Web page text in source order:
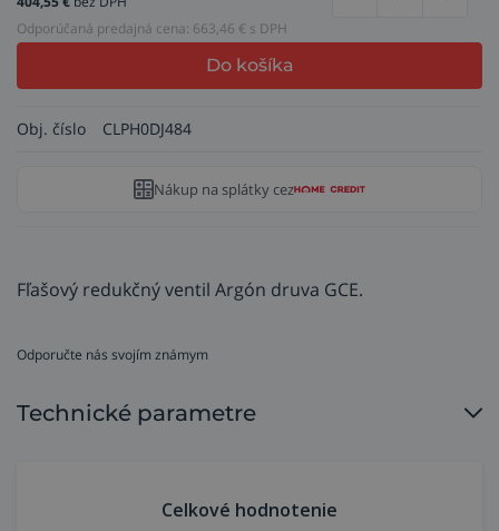
Odporúčaná predajná cena: 663,46 € s DPH
Do košíka
Obj. číslo CLPH0DJ484
Nákup na splátky cez
Fľašový redukčný ventil Argón druva GCE.
Odporučte nás svojím známym
Technické parametre
Celkové hodnotenie